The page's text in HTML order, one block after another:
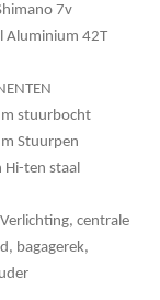
7v
Aluminium 42T
stuurbocht
Stuurpen
Hi-ten staal
Verlichting, centrale
bagagerek,